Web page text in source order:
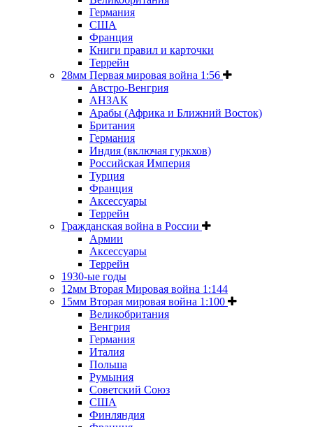
Германия
США
Франция
Книги правил и карточки
Террейн
28мм Первая мировая война 1:56
Австро-Венгрия
АНЗАК
Арабы (Африка и Ближний Восток)
Британия
Германия
Индия (включая гуркхов)
Российская Империя
Турция
Франция
Аксессуары
Террейн
Гражданская война в России
Армии
Аксессуары
Террейн
1930-ые годы
12мм Вторая Мировая война 1:144
15мм Вторая мировая война 1:100
Великобритания
Венгрия
Германия
Италия
Польша
Румыния
Советский Союз
США
Финляндия